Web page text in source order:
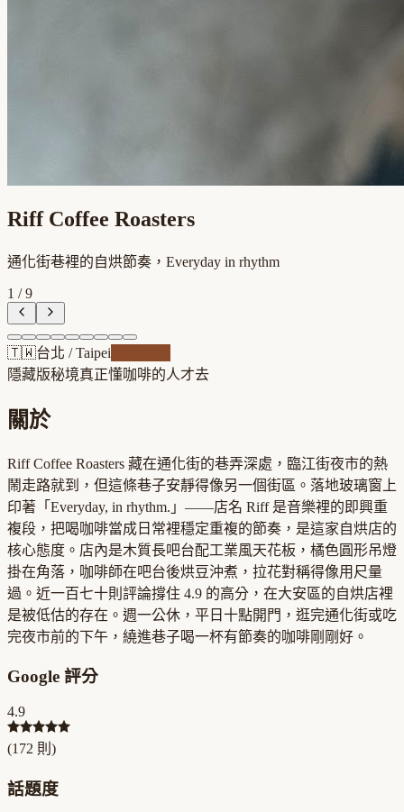
Riff Coffee Roasters
通化街巷裡的自烘節奏，Everyday in rhythm
1 /9
🇹🇼台北 /Taipei
隱藏版秘境真正懂咖啡的人才去
關於
Riff Coffee Roasters 藏在通化街的巷弄深處，臨江街夜市的熱
鬧走路就到，但這條巷子安靜得像另一個街區。落地玻璃窗上
印著「Everyday, in rhythm.」——店名 Riff 是音樂裡的即興重
複段，把喝咖啡當成日常裡穩定重複的節奏，是這家自烘店的
核心態度。店內是木質長吧台配工業風天花板，橘色圓形吊燈
掛在角落，咖啡師在吧台後烘豆沖煮，拉花對稱得像用尺量
過。近一百七十則評論撐住 4.9 的高分，在大安區的自烘店裡
是被低估的存在。週一公休，平日十點開門，逛完通化街或吃
完夜市前的下午，繞進巷子喝一杯有節奏的咖啡剛剛好。
Google 評分
4.9
(172 則)
話題度